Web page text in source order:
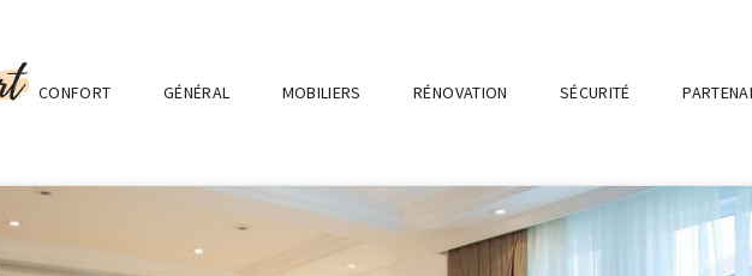
CONFORT GÉNÉRAL MOBILIERS RÉNOVATION SÉCURITÉ